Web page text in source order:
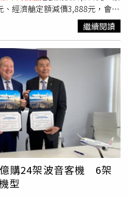
行僅2分鐘，可輕鬆搭乘電車至
島；館內的「花園浴場」更是一
缸中放鬆身心欣賞庭園造景。若
優惠活動，搭配限定快閃折扣預
家公園飯店」位於市中心核心地
景點一應俱全。（圖／樂天旅遊
飛四國地區的高松，作為最接近
是前往直島、小豆島的主要港
海跳島之旅的起點。樂天旅遊推
皇家公園飯店」，旅客可搭乘巴
港，方便前往各大島嶼。飯店融
分房間設有大片窗景，可俯瞰高
飯店周邊聚集許多知名烏龍麵
商店街，品嘗正宗讚岐烏龍麵。
最低54折入住，開啟瀨戶內海跳
共同推出心理測驗「前往南半球
，即日起至8月26日，只要完成
西蘭航空台北-奧克蘭直飛來回
AirAsia X長程主席拿督范利宜
首航。（圖／AirAsia提供）首航
圖／AirAsia提供）另外亞洲低成
AirAsia）今（1日）宣布集團旗
式首航台北－大阪的航班，此條
飛的第11條航線，以高乘載率創
團（AirAsia X）長程主席拿督范
特來台灣參加首航活動，並且
。該首航航班 D7 378 於2024年
桃園機場（第一航廈）起飛，
大阪航線的首航，AirAsia特地
，將日本的節日慶典攤位搬到桃
點「固力果跑跑人」設計成遊戲
經濟艙定額減價3,888元，會員
哩起。此外，高雄出發航班也
回6,500元起（未稅）、高雄-沖
起（未稅）。華航並於4月10
有折，最低65折起」促銷活動，
折扣。中華航空則宣布啟動
含客服人員、財會人員、資訊
，預計延攬近百名航空人才，也
位的A350-900、A321neo、
進的787全新機隊擴充新血，並
，歡迎有興趣從事航空業者及應
共同漫旅世界。華航本次招募計
21日止，報考資格為大學學歷以
語認證成績，於期間內在華航
中旬起報到，陸續展開專業職能
續招募120名機師，將於北中南
繼續閱讀
購24架波音客機 6架
型